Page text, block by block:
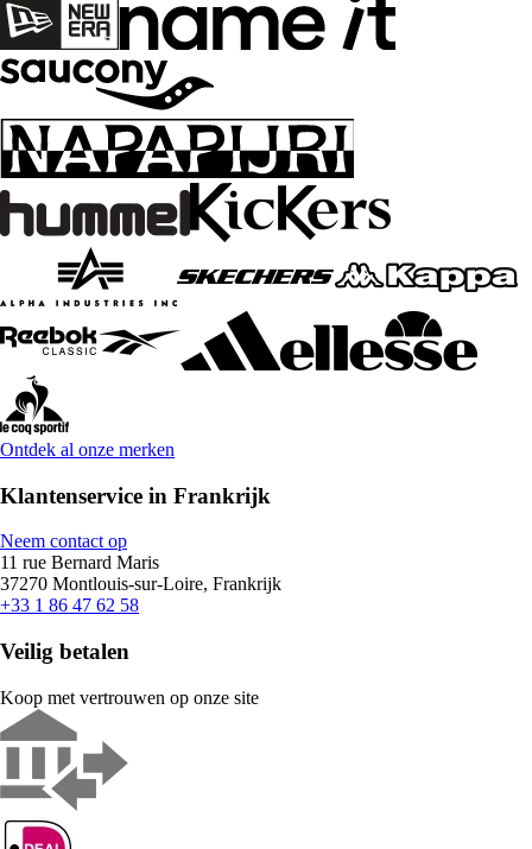
Ontdek al onze merken
Klantenservice in Frankrijk
Neem contact op
11 rue Bernard Maris
37270 Montlouis-sur-Loire, Frankrijk
+33 1 86 47 62 58
Veilig betalen
Koop met vertrouwen op onze site